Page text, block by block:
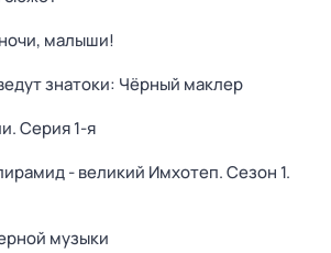
малыши!
знатоки: Чёрный маклер
. Серия 1-я
- великий Имхотеп. Сезон 1.
музыки